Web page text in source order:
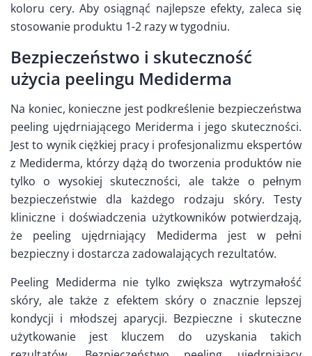
koloru cery. Aby osiągnąć najlepsze efekty, zaleca się
stosowanie produktu 1-2 razy w tygodniu.
Bezpieczeństwo i skuteczność
użycia peelingu Mediderma
Na koniec, konieczne jest podkreślenie bezpieczeństwa
peeling ujędrniającego Meriderma i jego skuteczności.
Jest to wynik ciężkiej pracy i profesjonalizmu ekspertów
z Mediderma, którzy dążą do tworzenia produktów nie
tylko o wysokiej skuteczności, ale także o pełnym
bezpieczeństwie dla każdego rodzaju skóry. Testy
kliniczne i doświadczenia użytkowników potwierdzają,
że peeling ujędrniający Mediderma jest w pełni
bezpieczny i dostarcza zadowalających rezultatów.
Peeling Mediderma nie tylko zwiększa wytrzymałość
skóry, ale także z efektem skóry o znacznie lepszej
kondycji i młodszej aparycji. Bezpieczne i skuteczne
użytkowanie jest kluczem do uzyskania takich